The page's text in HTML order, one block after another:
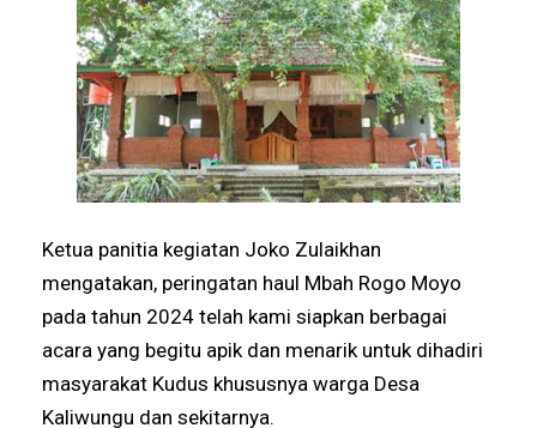
Ketua panitia kegiatan Joko Zulaikhan
mengatakan, peringatan haul Mbah Rogo Moyo
pada tahun 2024 telah kami siapkan berbagai
acara yang begitu apik dan menarik untuk dihadiri
masyarakat Kudus khususnya warga Desa
Kaliwungu dan sekitarnya.